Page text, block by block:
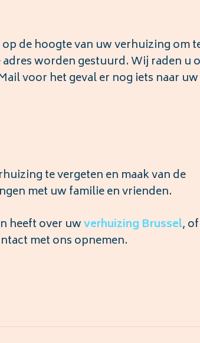
de hoogte van uw verhuizing om
worden gestuurd. Wij raden u
voor het geval er nog iets naar
te vergeten en maak van de
met uw familie en vrienden.
heeft over uwverhuizing Brussel,
met ons opnemen.